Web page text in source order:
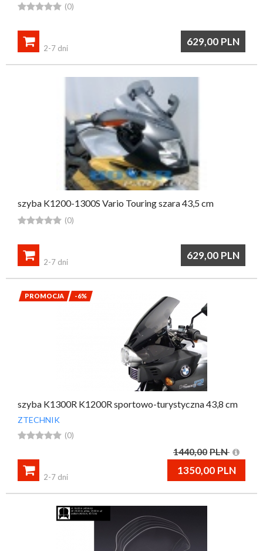
 (0)
629,00 PLN

2-7 dni
szyba K1200-1300S Vario Touring szara 43,5 cm
 (0)
629,00 PLN

2-7 dni
PROMOCJA -6%
szyba K1300R K1200R sportowo-turystyczna 43,8 cm
ZTECHNIK
 (0)
1440,00 PLN
1350,00 PLN

2-7 dni